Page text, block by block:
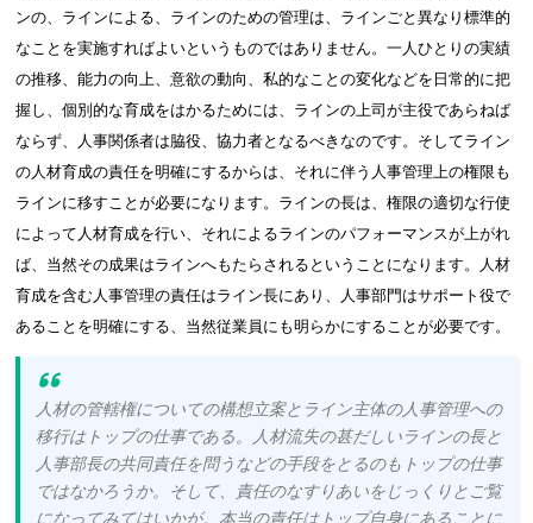
ンの、ラインによる、ラインのための管理は、ラインごと異なり標準的
なことを実施すればよいというものではありません。一人ひとりの実績
の推移、能力の向上、意欲の動向、私的なことの変化などを日常的に把
握し、個別的な育成をはかるためには、ラインの上司が主役であらねば
ならず、人事関係者は脇役、協力者となるべきなのです。そしてライン
の人材育成の責任を明確にするからは、それに伴う人事管理上の権限も
ラインに移すことが必要になります。ラインの長は、権限の適切な行使
によって人材育成を行い、それによるラインのパフォーマンスが上がれ
ば、当然その成果はラインへもたらされるということになります。人材
育成を含む人事管理の責任はライン長にあり、人事部門はサポート役で
あることを明確にする、当然従業員にも明らかにすることが必要です。
人材の管轄権についての構想立案とライン主体の人事管理への
移行はトップの仕事である。人材流失の甚だしいラインの長と
人事部長の共同責任を問うなどの手段をとるのもトップの仕事
ではなかろうか。そして、責任のなすりあいをじっくりとご覧
になってみてはいかが。本当の責任はトップ自身にあることに